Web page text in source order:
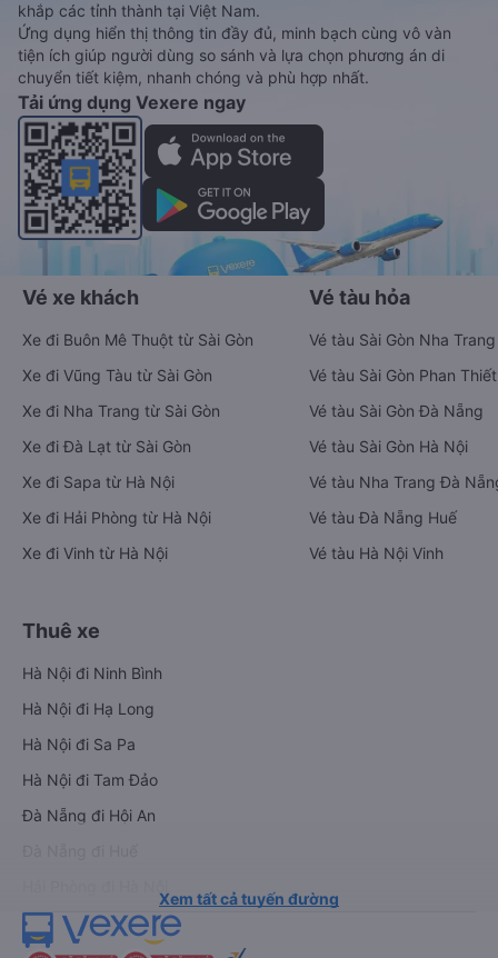
khắp các tỉnh thành tại Việt Nam.
Ứng dụng hiển thị thông tin đầy đủ, minh bạch cùng vô vàn
tiện ích giúp người dùng so sánh và lựa chọn phương án di
chuyển tiết kiệm, nhanh chóng và phù hợp nhất.
Tải ứng dụng Vexere ngay
Vé xe khách
Xe đi Buôn Mê Thuột từ Sài Gòn
Xe đi Vũng Tàu từ Sài Gòn
Xe đi Nha Trang từ Sài Gòn
Xe đi Đà Lạt từ Sài Gòn
Xe đi Sapa từ Hà Nội
Xe đi Hải Phòng từ Hà Nội
Xe đi Vinh từ Hà Nội
Vé tàu hỏa
Vé tàu Sài Gòn Nha Trang
Vé tàu Sài Gòn Phan Thiết
Vé tàu Sài Gòn Đà Nẵng
Vé tàu Sài Gòn Hà Nội
Vé tàu Nha Trang Đà
Vé tàu Đà Nẵng Huế
Vé tàu Hà Nội Vinh
Thuê xe
Hà Nội đi Ninh Bình
Hà Nội đi Hạ Long
Hà Nội đi Sa Pa
Hà Nội đi Tam Đảo
Đà Nẵng đi Hội An
Xem tất cả tuyến đường